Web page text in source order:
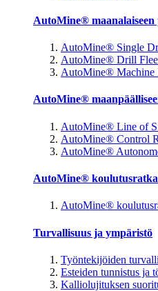
AutoMine® maanalaiseen
AutoMine® Single
AutoMine® Drill
AutoMine® Machine
AutoMine®
AutoMine® Line of
AutoMine® Control
AutoMine®
AutoMine®
AutoMine®
Turvallisuus ja ympäristö
Työntekijöiden
Esteiden tunnistus ja
Kalliolujituksen